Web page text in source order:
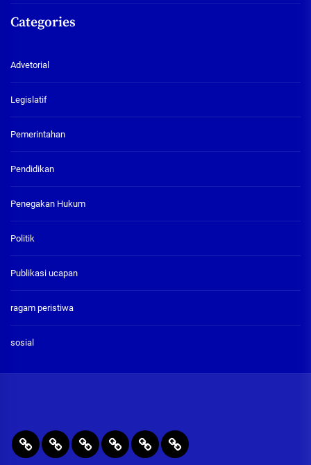
Categories
Advetorial
Legislatif
Pemerintahan
Pendidikan
Penegakan Hukum
Politik
Publikasi ucapan
ragam peristiwa
sosial
BERITA RAGAM PENEGAKANPENDIDIKAN
PublikasiADVETORIAL